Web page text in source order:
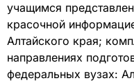
учащимся
красочной
Алтайского края;
направлениях
федеральных вузах: